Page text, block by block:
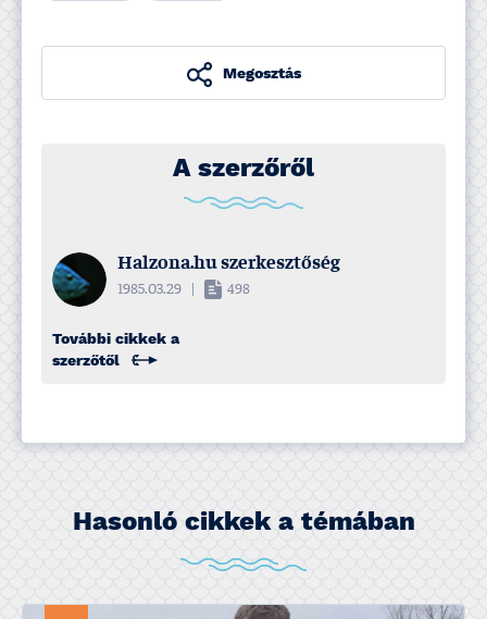
Megosztás
A szerzőről
Halzona.hu szerkesztőség
1985.03.29 498
További cikkek a
szerzőtől
Hasonló cikkek a témában